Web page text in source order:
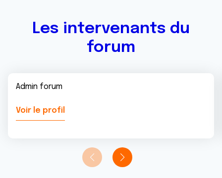
Les intervenants du
forum
Admin forum
Voir le profil